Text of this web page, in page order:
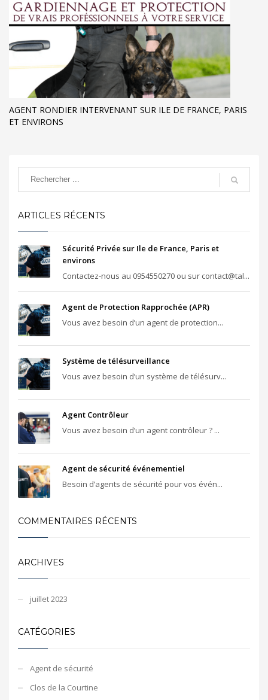
AGENT RONDIER INTERVENANT SUR ILE DE FRANCE, PARIS
ET ENVIRONS
ARTICLES RÉCENTS
Sécurité Privée sur Ile de France, Paris et
environs
Contactez-nous au 0954550270 ou sur contact@tal...
Agent de Protection Rapprochée (APR)
Vous avez besoin d’un agent de protection...
Système de télésurveillance
Vous avez besoin d’un système de télésurv...
Agent Contrôleur
Vous avez besoin d’un agent contrôleur ? ...
Agent de sécurité événementiel
Besoin d’agents de sécurité pour vos évén...
COMMENTAIRES RÉCENTS
ARCHIVES
juillet 2023
CATÉGORIES
Agent de sécurité
Clos de la Courtine